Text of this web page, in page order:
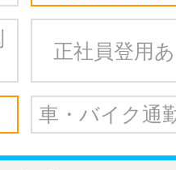
正社員登用
車・バイク通